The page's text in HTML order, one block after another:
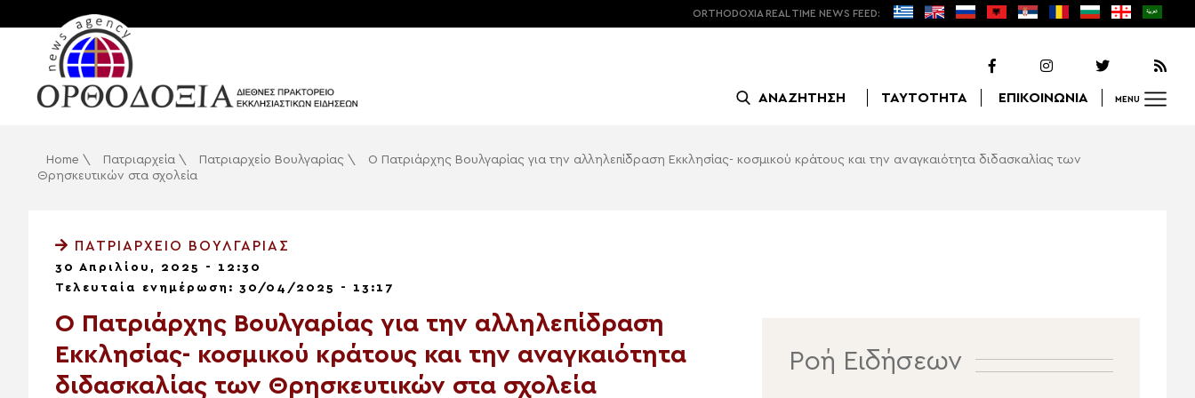
ORTHODOXIA REAL TIME NEWS FEED:
ΑΝΑΖΗΤΗΣΗ ΤΑΥΤΟΤΗΤΑ ΕΠΙΚΟΙΝΩΝΙΑ MENU
Home \ Πατριαρχεία \ Πατριαρχείο Βουλγαρίας \
Ο Πατριάρχης Βουλγαρίας για την αλληλεπίδραση Εκκλησίας- κοσμικού κράτους και την αναγκαιότητα διδασκαλίας των
Θρησκευτικών στα σχολεία
ΠΑΤΡΙΑΡΧΕΊΟ ΒΟΥΛΓΑΡΊΑΣ
30 Απριλίου, 2025 - 12:30
Τελευταία ενημέρωση: 30/04/2025 - 13:17
Ο Πατριάρχης Βουλγαρίας για την αλληλεπίδραση
Εκκλησίας- κοσμικού κράτους και την αναγκαιότητα
διδασκαλίας των Θρησκευτικών στα σχολεία
Ροή Ειδήσεων